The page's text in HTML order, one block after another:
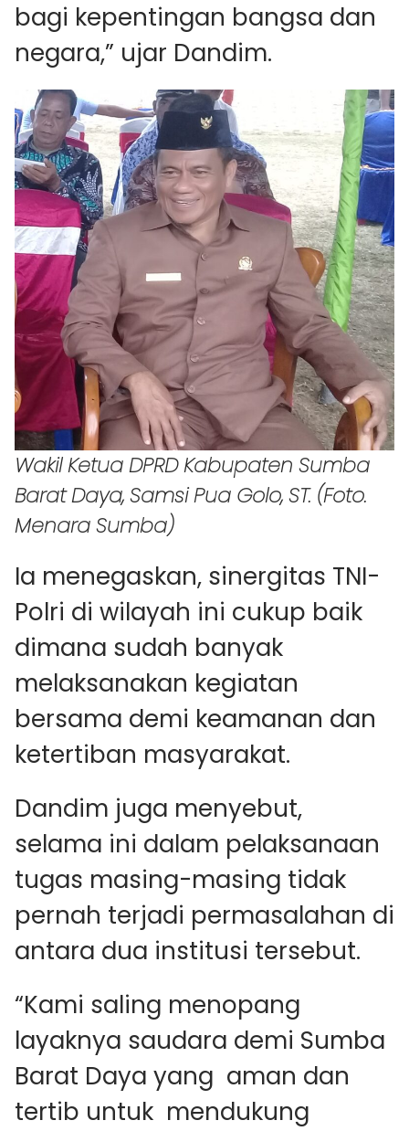
bagi kepentingan bangsa dan
negara,” ujar Dandim.
Wakil Ketua DPRD Kabupaten Sumba
Barat Daya, Samsi Pua Golo, ST. (Foto.
Menara Sumba)
Ia menegaskan, sinergitas TNI-
Polri di wilayah ini cukup baik
dimana sudah banyak
melaksanakan kegiatan
bersama demi keamanan dan
ketertiban masyarakat.
Dandim juga menyebut,
selama ini dalam pelaksanaan
tugas masing-masing tidak
pernah terjadi permasalahan di
antara dua institusi tersebut.
“Kami saling menopang
layaknya saudara demi Sumba
Barat Daya yang aman dan
tertib untuk mendukung